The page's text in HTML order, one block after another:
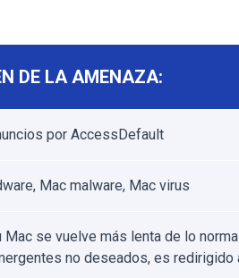
DE LA AMENAZA:
por AccessDefault
Mac malware, Mac virus
Mac se vuelve más lenta de lo
no deseados, es